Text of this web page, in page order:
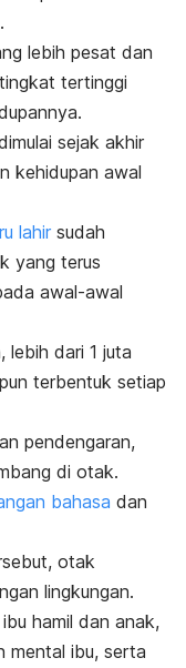
lebih pesat dan
tertinggi
sejak akhir
kehidupan awal
lahir sudah
yang terus
awal-awal
lebih dari 1 juta
terbentuk setiap
pendengaran,
di otak.
bahasa dan
otak
lingkungan.
hamil dan anak,
mental ibu, serta